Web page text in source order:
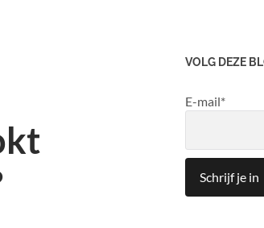
VOLG DEZE
E-mail*